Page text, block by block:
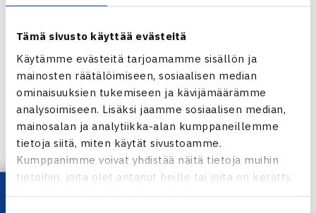
Tämä sivusto käyttää evästeitä
Käytämme evästeitä tarjoamamme sisällön ja
mainosten räätälöimiseen, sosiaalisen median
ominaisuuksien tukemiseen ja kävijämäärämme
analysoimiseen. Lisäksi jaamme sosiaalisen median,
mainosalan ja analytiikka-alan kumppaneillemme
tietoja siitä, miten käytät sivustoamme.
Kumppanimme voivat yhdistää näitä tietoja muihin
tietoihin, joita olet antanut heille tai joita on kerätty,
kun olet käyttänyt heidän palvelujaan.
Kaksinpelin pääsarjat alkoivat Nastolassa maanantaina.
Nelinpelit käynnistyvät tiistaina. Loppuottelu pelataan
sunnuntaina 7.12.
Turnaus verkossa
Jaa: